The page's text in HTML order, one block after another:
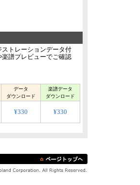
トレーションデータ付
譜プレビューでご確認
データ
ダウンロード
楽譜データ
ダウンロード
¥330 ¥330